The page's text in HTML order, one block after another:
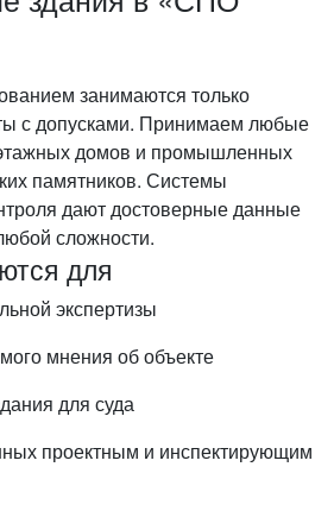
занимаются только
с допусками. Принимаем любые
домов и промышленных
памятников. Системы
дают достоверные данные
сложности.
для
экспертизы
мнения об объекте
для суда
проектным и инспектирующим